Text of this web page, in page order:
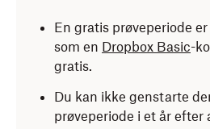
En gratis prøveperiode
som en Dropbox Basic-
gratis.
Du kan ikke genstarte
prøveperiode i et år efter